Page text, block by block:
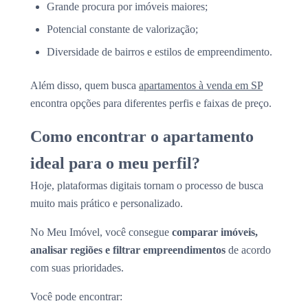
Grande procura por imóveis maiores;
Potencial constante de valorização;
Diversidade de bairros e estilos de empreendimento.
Além disso, quem busca apartamentos à venda em SP
encontra opções para diferentes perfis e faixas de preço.
Como encontrar o apartamento
ideal para o meu perfil?
Hoje, plataformas digitais tornam o processo de busca
muito mais prático e personalizado.
No Meu Imóvel, você consegue comparar imóveis,
analisar regiões e filtrar empreendimentos de acordo
com suas prioridades.
Você pode encontrar: